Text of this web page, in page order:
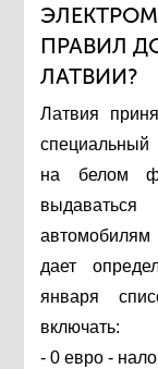
ПРАВИЛ
ЛАТВИИ?
Латвия
на белом
дает
января
включать:
- 0 евро -